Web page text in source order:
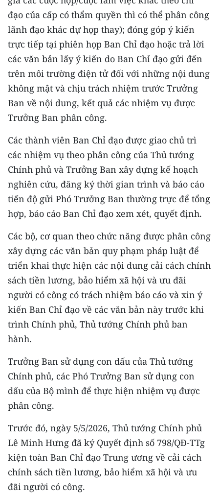
đạo của cấp có thẩm quyền thì có thể phân công
lãnh đạo khác dự họp thay); đóng góp ý kiến
trực tiếp tại phiên họp Ban Chỉ đạo hoặc trả lời
các văn bản lấy ý kiến do Ban Chỉ đạo gửi đến
trên môi trường điện tử đối với những nội dung
không mật và chịu trách nhiệm trước Trưởng
Ban về nội dung, kết quả các nhiệm vụ được
Trưởng Ban phân công.
Các thành viên Ban Chỉ đạo được giao chủ trì
các nhiệm vụ theo phân công của Thủ tướng
Chính phủ và Trưởng Ban xây dựng kế hoạch
nghiên cứu, đăng ký thời gian trình và báo cáo
tiến độ gửi Phó Trưởng Ban thường trực để tổng
hợp, báo cáo Ban Chỉ đạo xem xét, quyết định.
Các bộ, cơ quan theo chức năng được phân công
xây dựng các văn bản quy phạm pháp luật để
triển khai thực hiện các nội dung cải cách chính
sách tiền lương, bảo hiểm xã hội và ưu đãi
người có công có trách nhiệm báo cáo và xin ý
kiến Ban Chỉ đạo về các văn bản này trước khi
trình Chính phủ, Thủ tướng Chính phủ ban
hành.
Trưởng Ban sử dụng con dấu của Thủ tướng
Chính phủ, các Phó Trưởng Ban sử dụng con
dấu của Bộ mình để thực hiện nhiệm vụ được
phân công.
Trước đó, ngày 5/5/2026, Thủ tướng Chính phủ
Lê Minh Hưng đã ký Quyết định số 798/QĐ-TTg
kiện toàn Ban Chỉ đạo Trung ương về cải cách
chính sách tiền lương, bảo hiểm xã hội và ưu
đãi người có công.